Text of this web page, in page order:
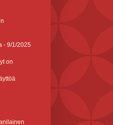
- 9/1/2025
on